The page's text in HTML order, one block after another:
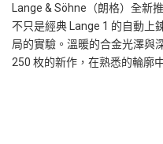
Lange & Söhne（朗格）全新
不只是經典 Lange 1 的自動上
局的實驗。溫暖的合金光澤與
250 枚的新作，在熟悉的輪廓